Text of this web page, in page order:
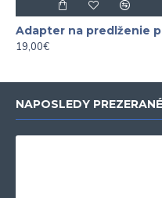
19,00€
NAPOSLEDY PREZERANÉ